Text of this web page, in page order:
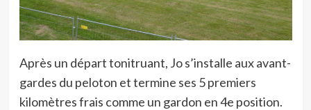
Après un départ tonitruant, Jo s’installe aux avant-
gardes du peloton et termine ses 5 premiers
kilomètres frais comme un gardon en 4e position.